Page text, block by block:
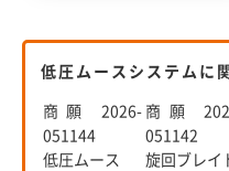
低圧ムースシステムに
商願 2026-
051144
低圧ムース
商願
051142
旋回ブレイ